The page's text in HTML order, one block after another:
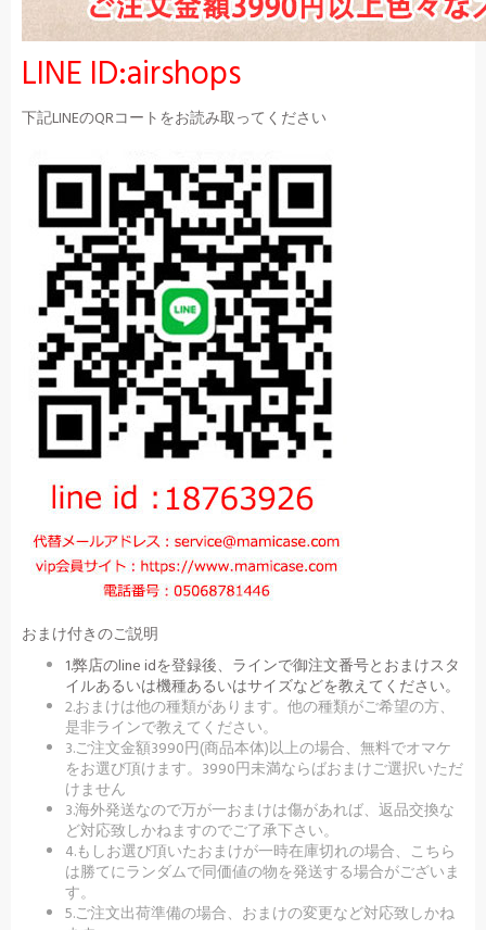
LINE ID:airshops
下記LINEのQRコートをお読み取ってください
おまけ付きのご説明
1.弊店のline idを登録後、ラインで御注文番号とおまけスタ
イルあるいは機種あるいはサイズなどを教えてください。
2.おまけは他の種類があります。他の種類がご希望の方、
是非ラインで教えてください。
3.ご注文金額3990円(商品本体)以上の場合、無料でオマケ
をお選び頂けます。3990円未満ならばおまけご選択いただ
けません
3.海外発送なので万が一おまけは傷があれば、返品交換な
ど対応致しかねますのでご了承下さい。
4.もしお選び頂いたおまけが一時在庫切れの場合、こちら
は勝てにランダムで同価値の物を発送する場合がございま
す。
5.ご注文出荷準備の場合、おまけの変更など対応致しかね